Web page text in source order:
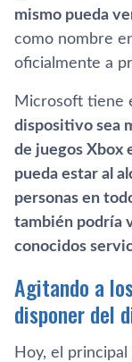
mismo pueda
como nombre
oficialmente a
Microsoft tiene
dispositivo sea
de juegos Xbox
pueda estar al
personas en
también podría
conocidos
Agitando a
disponer del
Hoy, el